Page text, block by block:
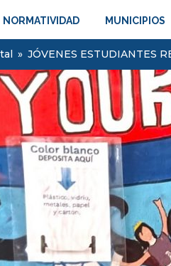
NORMATIVIDAD MUNICIPIOS
» JÓVENES ESTUDIANTES